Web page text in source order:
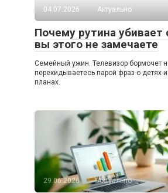
04.07.2026
Актуально
Почему рутина убивает
вы этого не замечаете
Семейный ужин. Телевизор бормочет
перекидываетесь парой фраз о детях
планах.
29.06.2026 Актуально